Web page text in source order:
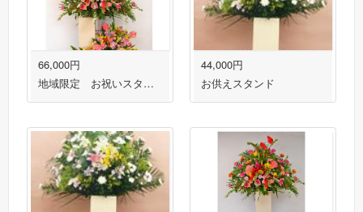
66,000円
地域限定 お祝いスタンド 福岡市・春日市・大野城市・太宰府市対応
44,000円
お供えスタンド